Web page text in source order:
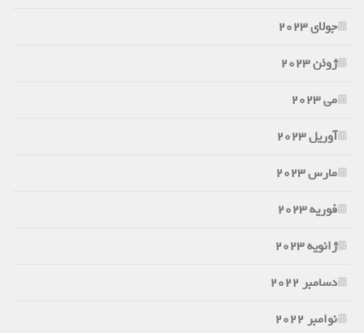
جولای 2023
ژوئن 2023
می 2023
آوریل 2023
مارس 2023
فوریه 2023
ژانویه 2023
دسامبر 2022
نوامبر 2022